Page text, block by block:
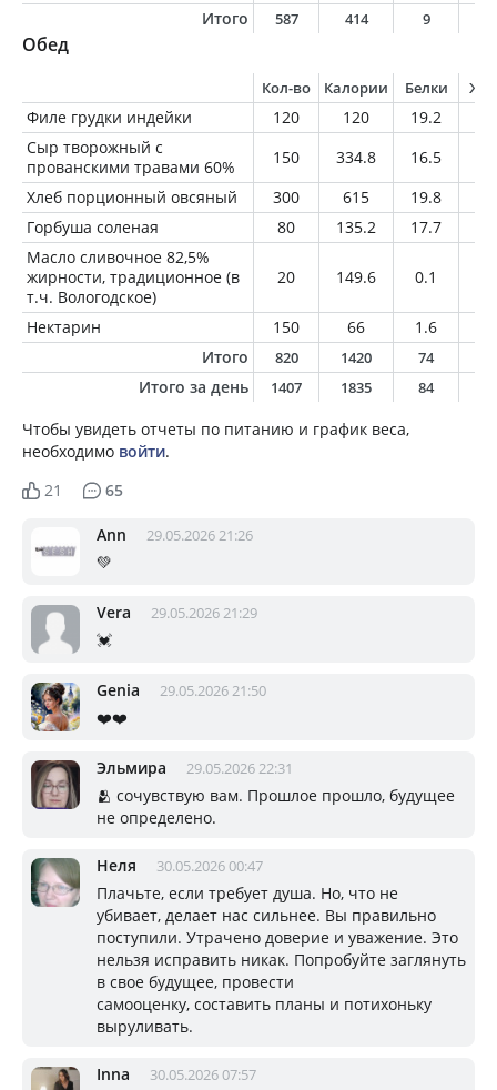
Итого
587 414 9
Обед
Кол-во Калории Белки
Филе грудки индейки 120 120 19.2
Сыр творожный с
прованскими травами 60%
150 334.8 16.5
Хлеб порционный овсяный
300 615 19.8
Горбуша соленая
80 135.2 17.7
Масло сливочное 82,5%
жирности, традиционное (в
т.ч. Вологодское)
20 149.6 0.1
Нектарин 150 66 1.6
Итого
820 1420 74
Итого за день 1407 1835 84
Чтобы увидеть отчеты по питанию и график веса,
необходимо войти.
21
65
Ann 29.05.2026 21:26
💚
Vera 29.05.2026 21:29
💓
Genia 29.05.2026 21:50
❤️❤️
Эльмира 29.05.2026 22:31
🫂 сочувствую вам. Прошлое прошло, будущее
не определено.
Неля 30.05.2026 00:47
Плачьте, если требует душа. Но, что не
убивает, делает нас сильнее. Вы правильно
поступили. Утрачено доверие и уважение. Это
нельзя исправить никак. Попробуйте заглянуть
в свое будущее, провести
самооценку, составить планы и потихоньку
выруливать.
Inna 30.05.2026 07:57